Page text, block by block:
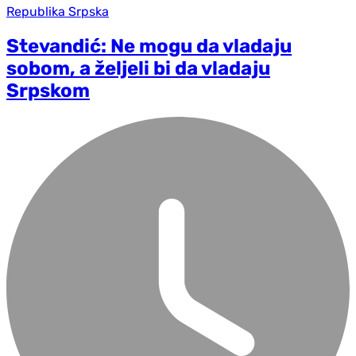
Republika Srpska
Stevandić: Ne mogu da vladaju
sobom, a željeli bi da vladaju
Srpskom